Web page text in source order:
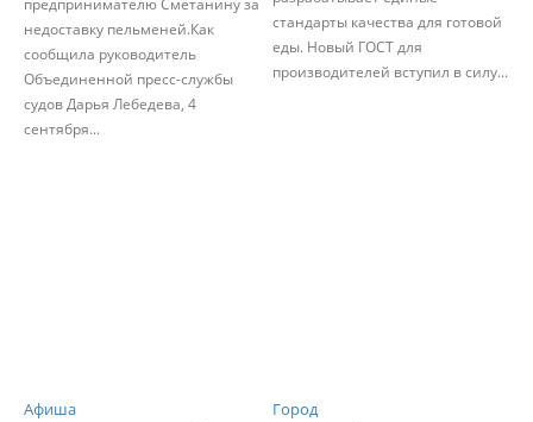
недоставку пельменей.Как
сообщила руководитель
Объединенной пресс-службы
судов Дарья Лебедева, 4
сентября...
стандарты качества для готовой
еды. Новый ГОСТ для
производителей вступил в силу...
Афиша Город